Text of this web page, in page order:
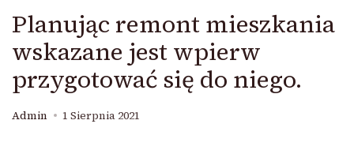
Planując remont mieszkania
wskazane jest wpierw
przygotować się do niego.
Admin 1 Sierpnia 2021